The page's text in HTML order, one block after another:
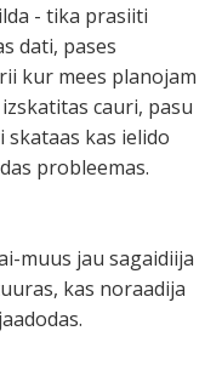
- tika prasiiti
dati, pases
kur mees planojam
cauri, pasu
kas ielido
probleemas.
muus jau sagaidiija
kas noraadija